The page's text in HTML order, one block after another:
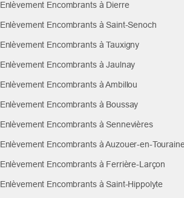
Enlèvement Encombrants à Dierre
Enlèvement Encombrants à Saint-Senoch
Enlèvement Encombrants à Tauxigny
Enlèvement Encombrants à Jaulnay
Enlèvement Encombrants à Ambillou
Enlèvement Encombrants à Boussay
Enlèvement Encombrants à Sennevières
Enlèvement Encombrants à Auzouer-en-
Enlèvement Encombrants à Ferrière-Larçon
Enlèvement Encombrants à Saint-Hippolyte